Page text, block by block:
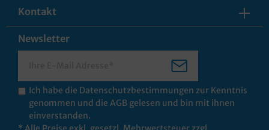
Kontakt
Newsletter
Ich habe die Datenschutzbestimmungen zur Kenntnis
genommen und die AGB gelesen und bin mit ihnen
einverstanden.